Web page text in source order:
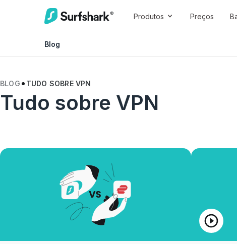
Produtos Preços
Blog
BLOG TUDO SOBRE VPN
Tudo sobre VPN